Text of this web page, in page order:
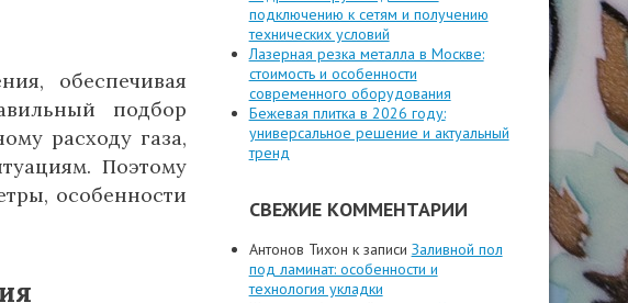
обеспечивая
подбор
расходу газа,
Поэтому
особенности
подключению к сетям и получению
технических условий
Лазерная резка металла в Москве:
стоимость и особенности
современного оборудования
Бежевая плитка в 2026 году:
универсальное решение и актуальный
тренд
СВЕЖИЕ КОММЕНТАРИИ
Антонов Тихон к записи Заливной пол
под ламинат: особенности и
технология укладки